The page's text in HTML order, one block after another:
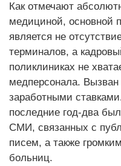
Как отмечают
медициной, основной
является не
терминалов, а
поликлиниках не
медперсонала.
заработными
последние год-два
СМИ, связанных с
писем, а также
больниц.